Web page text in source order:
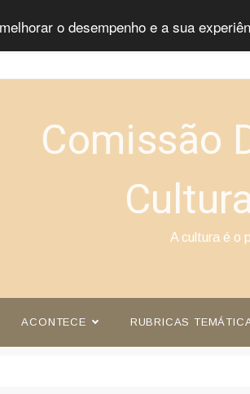
o desempenho e a sua
Comissão
A cultura é o
ACONTECE RUBRICAS